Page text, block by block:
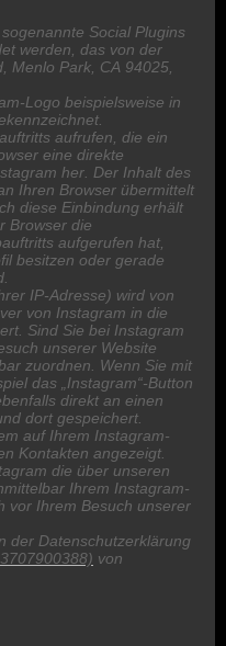
Social Plugins
werden, das von der
Menlo Park, CA 94025,
Logo beispielsweise in
aufrufen, die ein
eine direkte
her. Der Inhalt des
Ihren Browser übermittelt
diese Einbindung erhält
Browser die
aufgerufen hat,
besitzen oder gerade
IP-Adresse) wird von
von Instagram in die
Sind Sie bei Instagram
unserer Website
zuordnen. Wenn Sie mit
das „Instagram“-Button
direkt an einen
dort gespeichert.
auf Ihrem Instagram-
Kontakten angezeigt.
die über unseren
Ihrem Instagram-
vor Ihrem Besuch unserer
der Datenschutzerklärung
von